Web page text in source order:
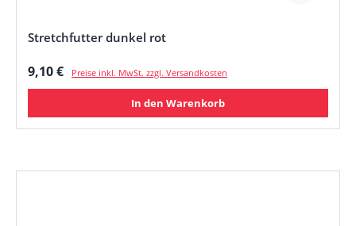
Stretchfutter dunkel rot
Regulärer Preis:
9,10 € Preise inkl. MwSt. zzgl. Versandkosten
In den Warenkorb